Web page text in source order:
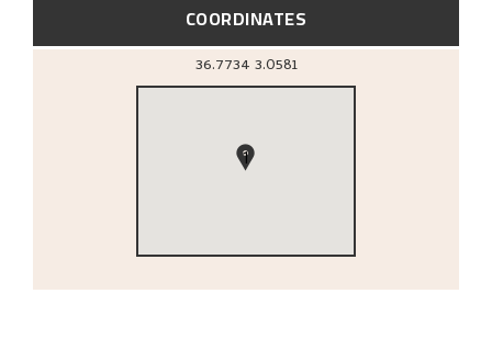
COORDINATES
36.7734 3.0581
1